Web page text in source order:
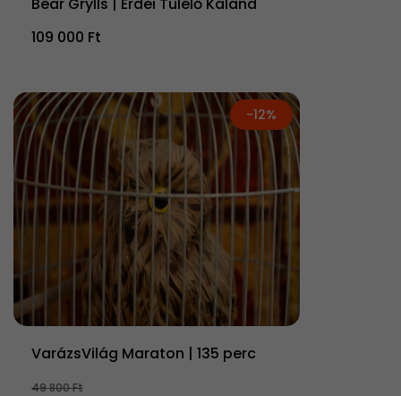
109 000 Ft
-12%
VarázsVilág Maraton | 135 perc
49 800 Ft